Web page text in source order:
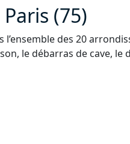
(75)
des 20
le débarras de cave, le